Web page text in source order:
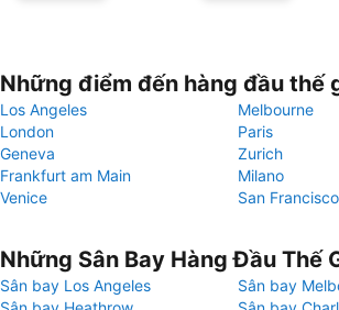
Những điểm đến hàng đầu thế
Los Angeles
Melbourne
London
Paris
Geneva
Zurich
Frankfurt am Main
Milano
Venice
San Francisco
Những Sân Bay Hàng Đầu Thế
Sân bay Los Angeles
Sân bay